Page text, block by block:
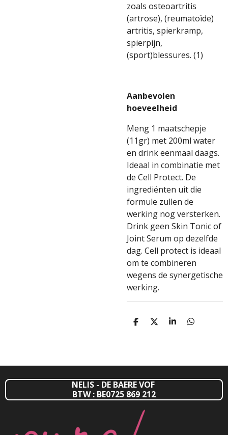
zoals osteoartritis
(artrose), (reumatoïde)
artritis, spierkramp,
spierpijn,
(sport)blessures. (1)
Aanbevolen
hoeveelheid
Meng 1 maatschepje
(11gr) met 200ml water
en drink eenmaal daags.
Ideaal in combinatie met
de Cell Protect. De
ingrediënten uit die
formule zullen de
werking nog versterken.
Drink geen Skin Tonic of
Joint Serum op dezelfde
dag. Cell protect is ideaal
om te combineren
wegens de synergetische
werking.
D
D
S
D
NELIS - DE BAERE VOF
BTW : BE0725 869 212